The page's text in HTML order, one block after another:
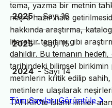
tema, yazma bir metnin
neşre hazır hale
hakkında araştırma,
literatür tanıtımı gibi
dahildir. Bu temanın
tarihindeki bilimsel birikimin
metinlerin kritik edilip
metinlere ulaşılarak
TAHKİK’te İslami ilimler
2025 - Sayı 16
2025 - Sayı 15
2024 - Sayı 14
Tüm Sayıları Görüntüle